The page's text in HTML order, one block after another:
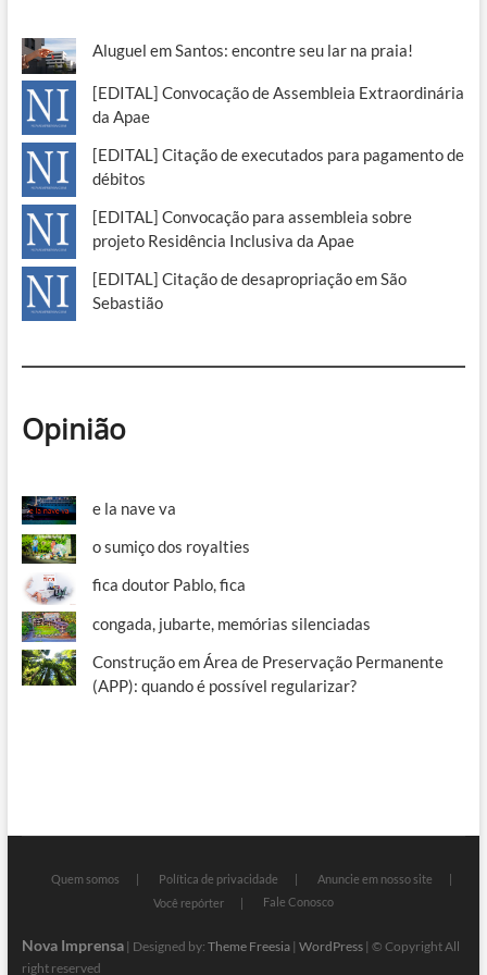
Aluguel em Santos: encontre seu lar na praia!
[EDITAL] Convocação de Assembleia Extraordinária
da Apae
[EDITAL] Citação de executados para pagamento de
débitos
[EDITAL] Convocação para assembleia sobre
projeto Residência Inclusiva da Apae
[EDITAL] Citação de desapropriação em São
Sebastião
Opinião
e la nave va
o sumiço dos royalties
fica doutor Pablo, fica
congada, jubarte, memórias silenciadas
Construção em Área de Preservação Permanente
(APP): quando é possível regularizar?
Quem somos Política de privacidade
Anuncie em nosso site
Você repórter
Fale Conosco
Nova Imprensa| Designed by: Theme Freesia| WordPress| © Copyright All
right reserved